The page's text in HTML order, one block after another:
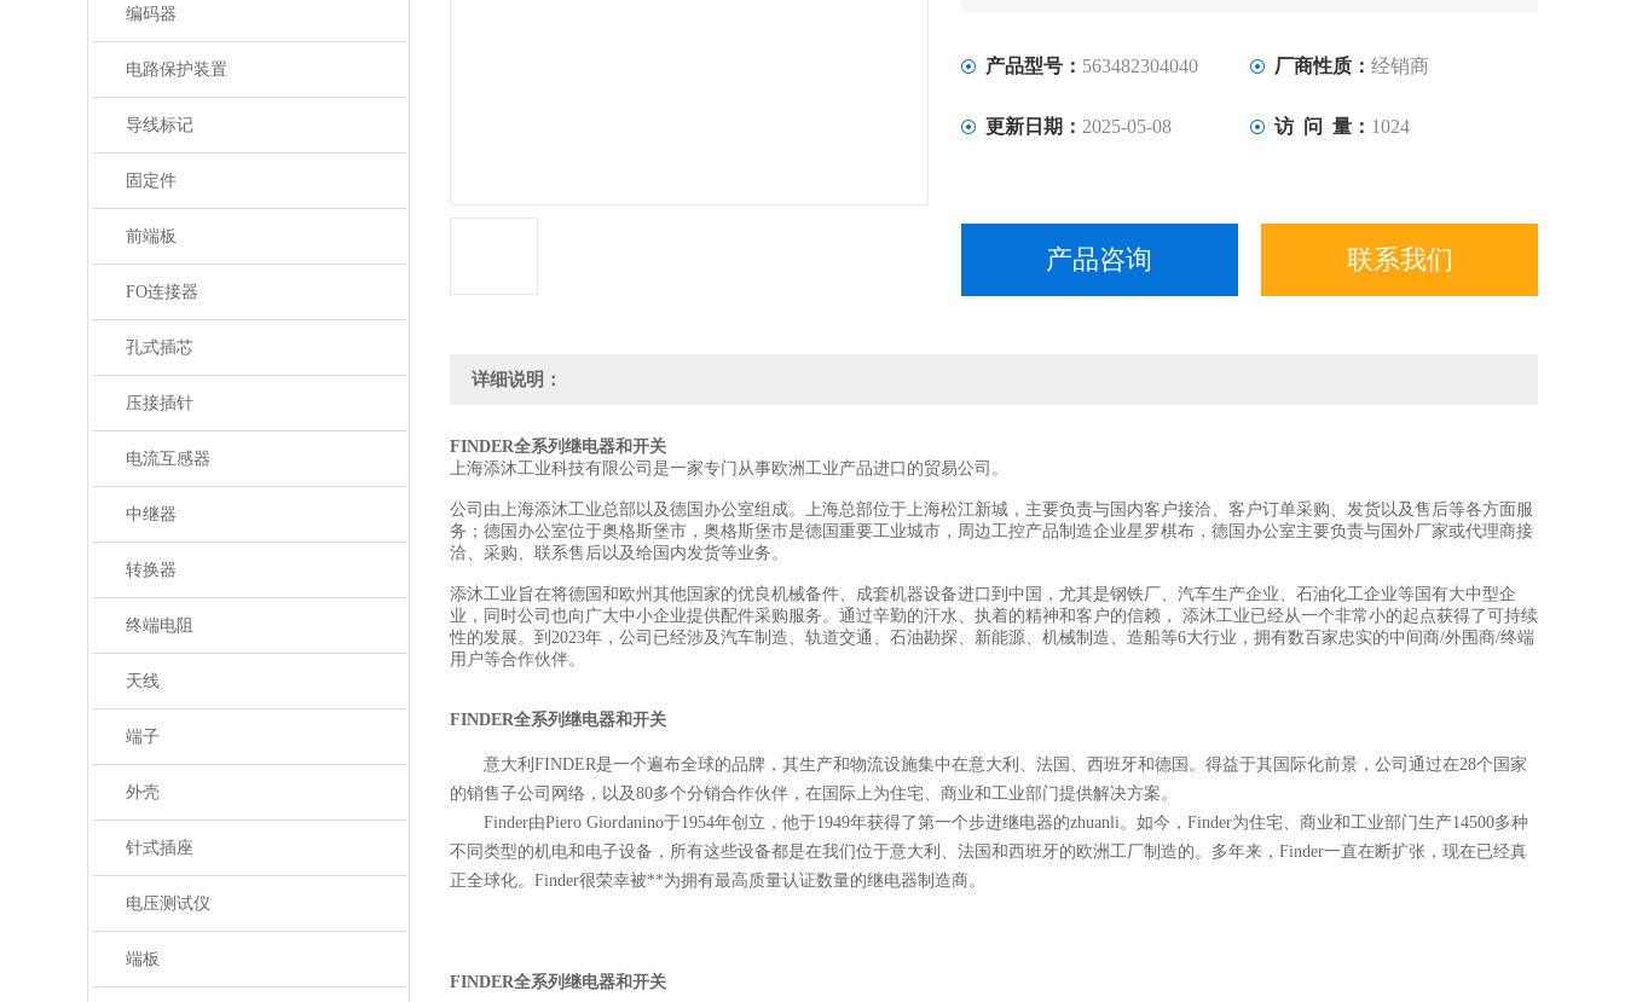
编码器
电路保护装置
导线标记
固定件
前端板
FO连接器
孔式插芯
压接插针
电流互感器
中继器
转换器
终端电阻
天线
端子
外壳
针式插座
电压测试仪
端板
继电器的zhuanli。
产品型号： 563482304040 厂商性质： 经销商
更新日期： 2025-05-08 访 问 量： 1024
产品咨询 联系我们
详细说明：
FINDER全系列继电器和开关
上海添沐工业科技有限公司是一家专门从事欧洲工业产品进口的贸易公司。
公司由上海添沐工业总部以及德国办公室组成。上海总部位于上海松江新城，主要负责与国内客户接洽、客户订单采购、发货以及售后等各方面服
务；德国办公室位于奥格斯堡市，奥格斯堡市是德国重要工业城市，周边工控产品制造企业星罗棋布，德国办公室主要负责与国外厂家或代理商接
洽、采购、联系售后以及给国内发货等业务。
添沐工业旨在将德国和欧州其他国家的优良机械备件、成套机器设备进口到中国，尤其是钢铁厂、汽车生产企业、石油化工企业等国有大中型企
业，同时公司也向广大中小企业提供配件采购服务。通过辛勤的汗水、执着的精神和客户的信赖， 添沐工业已经从一个非常小的起点获得了可持续
性的发展。到2023年，公司已经涉及汽车制造、轨道交通、石油勘探、新能源、机械制造、造船等6大行业，拥有数百家忠实的中间商/外围商/终端
用户等合作伙伴。
FINDER全系列继电器和开关
意大利FINDER是一个遍布全球的品牌，其生产和物流设施集中在意大利、法国、西班牙和德国。得益于其国际化前景，公司通过在28个国家
的销售子公司网络，以及80多个分销合作伙伴，在国际上为住宅、商业和工业部门提供解决方案。
Finder由Piero Giordanino于1954年创立，他于1949年获得了第一个步进继电器的zhuanli。如今，Finder为住宅、商业和工业部门生产14500多种
不同类型的机电和电子设备，所有这些设备都是在我们位于意大利、法国和西班牙的欧洲工厂制造的。多年来，Finder一直在断扩张，现在已经真
正全球化。Finder很荣幸被**为拥有最高质量认证数量的继电器制造商。
FINDER全系列继电器和开关